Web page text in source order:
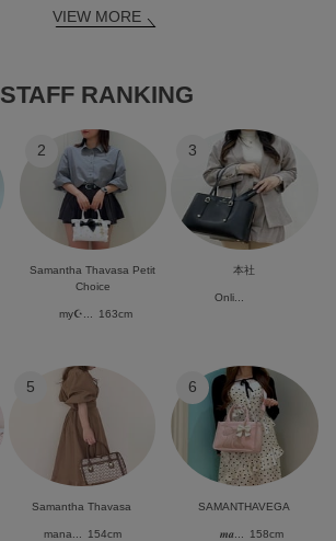
VIEW MORE
STAFF RANKING
2
Samantha Thavasa Petit
Choice
my☪︎... 163cm
3
本社
Onli...
5
Samantha Thavasa
mana... 154cm
6
SAMANTHAVEGA
𝒎𝒂... 158cm